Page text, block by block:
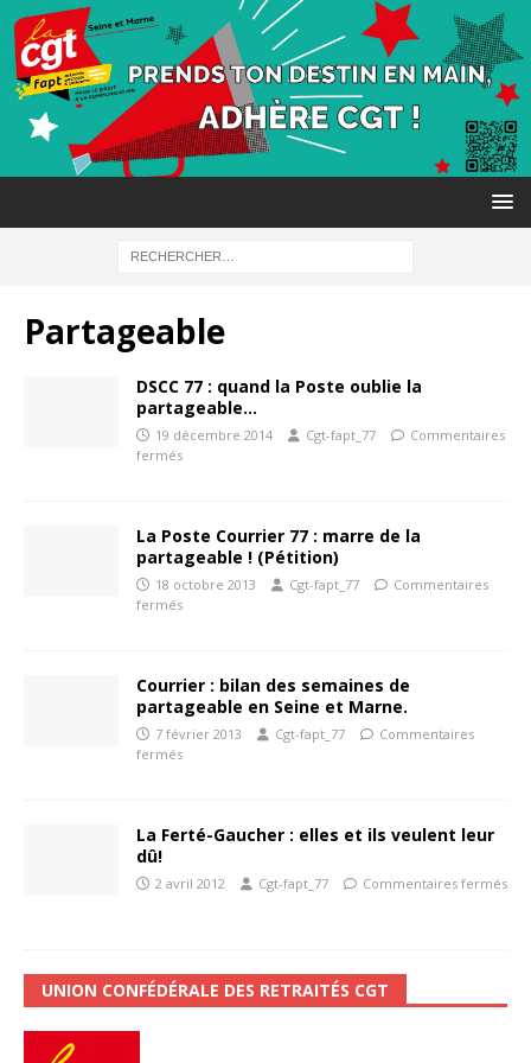
Partageable
DSCC 77 : quand la Poste oublie la
partageable…
19 décembre 2014 Cgt-fapt_77
Commentaires
fermés
La Poste Courrier 77 : marre de la
partageable ! (Pétition)
18 octobre 2013 Cgt-fapt_77
Commentaires
fermés
Courrier : bilan des semaines de
partageable en Seine et Marne.
7 février 2013 Cgt-fapt_77
Commentaires
fermés
La Ferté-Gaucher : elles et ils veulent leur
dû!
2 avril 2012 Cgt-fapt_77 Commentaires fermés
UNION CONFÉDÉRALE DES RETRAITÉS CGT